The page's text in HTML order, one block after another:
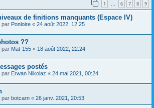
1 6 7 8 9
de finitions manquants (Espace IV)
par Ponloire « 24 août 2022, 12:25
??
par Mat-155 « 18 août 2022, 22:24
postés
par Erwan Nikolaz « 24 mai 2021, 00:24
par botcarn « 26 janv. 2021, 20:53